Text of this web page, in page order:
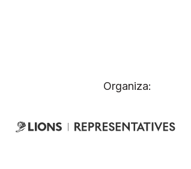
Organiza: